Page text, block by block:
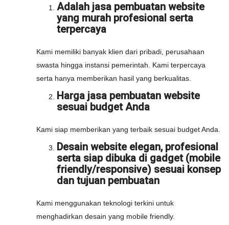
Adalah jasa pembuatan website
yang murah profesional serta
terpercaya
Kami memiliki banyak klien dari pribadi, perusahaan
swasta hingga instansi pemerintah. Kami terpercaya
serta hanya memberikan hasil yang berkualitas.
Harga jasa pembuatan website
sesuai budget Anda
Kami siap memberikan yang terbaik sesuai budget Anda.
Desain website elegan, profesional
serta siap dibuka di gadget (mobile
friendly/responsive) sesuai konsep
dan tujuan pembuatan
Kami menggunakan teknologi terkini untuk
menghadirkan desain yang mobile friendly.